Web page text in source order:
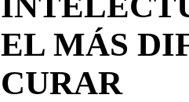
EL MÁS
CURAR